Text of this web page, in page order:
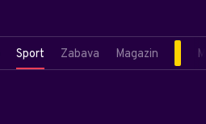
Sport Zabava Magazin